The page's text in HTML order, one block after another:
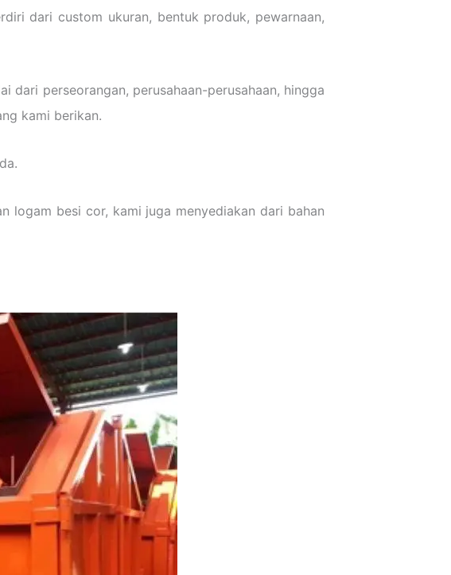
dari custom ukuran, bentuk produk, pewarnaan,
perseorangan, perusahaan-perusahaan, hingga
kami berikan.
logam besi cor, kami juga menyediakan dari bahan